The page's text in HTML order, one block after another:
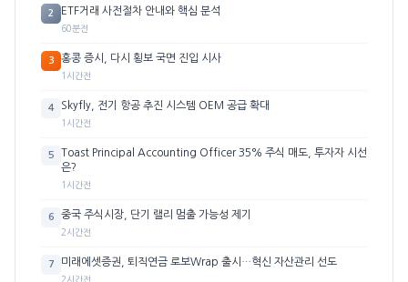
2 ETF거래 사전절차 안내와 핵심 분석
60분전
3 홍콩 증시, 다시 횡보 국면 진입 시사
1시간전
4 Skyfly, 전기 항공 추진 시스템 OEM 공급 확대
1시간전
5
Toast Principal Accounting Officer 35% 주식 매도, 투자자 시선
은?
1시간전
6 중국 주식시장, 단기 랠리 멈출 가능성 제기
2시간전
7 미래에셋증권, 퇴직연금 로보Wrap 출시…혁신 자산관리 선도
2시간전